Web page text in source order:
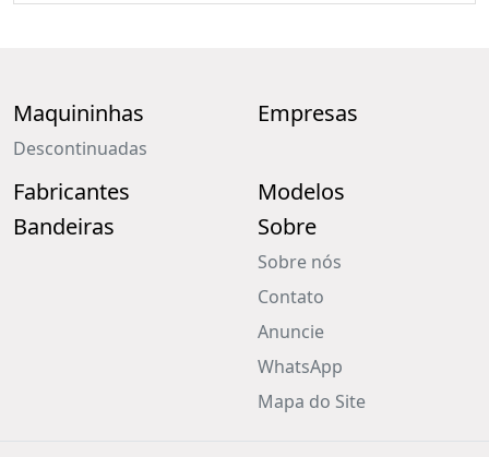
Maquininhas
Descontinuadas
Empresas
Fabricantes
Modelos
Bandeiras
Sobre
Sobre nós
Contato
Anuncie
WhatsApp
Mapa do Site